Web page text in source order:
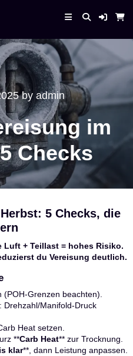
byadmin
im
Checks
5 Checks, die
Luft + Teillast = hohes Risiko.
du Vereisung deutlich.
beachten).
Drehzahl/Manifold‑Druck
Heat setzen.
**Carb Heat** zur Trocknung.
klar**, dann Leistung anpassen.